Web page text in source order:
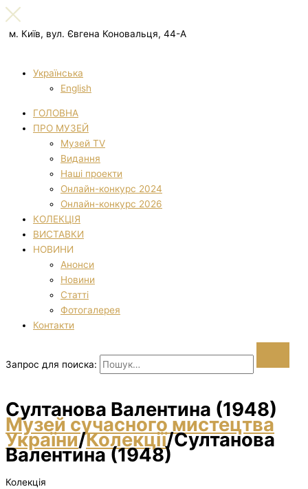
м. Київ, вул. Євгена Коновальця, 44-А
Українська
English
ГОЛОВНА
ПРО МУЗЕЙ
Музей TV
Видання
Наші проекти
Онлайн-конкурс 2024
Онлайн-конкурс 2026
КОЛЕКЦІЯ
ВИСТАВКИ
НОВИНИ
Анонси
Новини
Статті
Фотогалерея
Контакти
Запрос для поиска:
Султанова Валентина (1948)
Музей сучасного мистецтва
України/Колекції/Султанова
Валентина (1948)
Колекція